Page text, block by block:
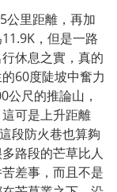
公里距離，再加
，但是一路
休息之實，真的
60度陡坡中奮力
尺的推論山，
可是上升距離
段防火巷也算夠
路段的芒草比人
差事，而且不是